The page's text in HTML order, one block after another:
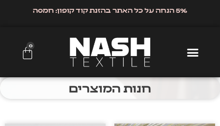
5% הנחה על כל האתר בהזנת קוד קופון: חמסה
0
חנות המוצרים